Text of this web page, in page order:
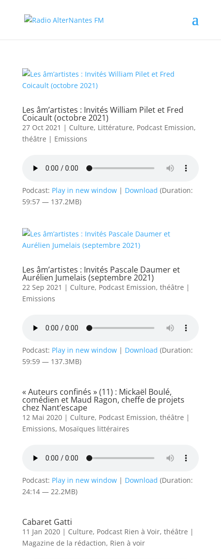
Les âm’artistes : Invités William Pilet et Fred
Coicault (octobre 2021)
27 Oct 2021 | Culture, Littérature, Podcast Emission,
théâtre | Emissions
Podcast: Play in new window| Download (Duration:
59:57 — 137.2MB)
Les âm’artistes : Invités Pascale Daumer et
Aurélien Jumelais (septembre 2021)
22 Sep 2021 | Culture, Podcast Emission, théâtre |
Emissions
Podcast: Play in new window| Download (Duration:
59:59 — 137.3MB)
« Auteurs confinés » (11) : Mickaël Boulé,
comédien et Maud Ragon, cheffe de projets
chez Nant’escape
12 Mai 2020| Culture, Podcast Emission, théâtre |
Emissions, Mosaïques littéraires
Podcast: Play in new window| Download (Duration:
24:14 — 22.2MB)
Cabaret Gatti
11 Jan 2020| Culture, Podcast Rien à Voir, théâtre |
Magazine de la rédaction, Rien à voir